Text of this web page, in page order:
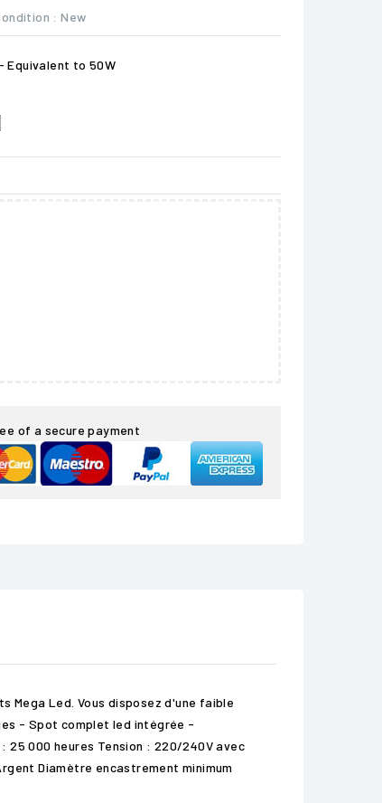
: New
Equivalent to 50W
of a secure payment
Mega Led. Vous disposez d'une faible
- Spot complet led intégrée -
25 000 heures Tension : 220/240V avec
Diamètre encastrement minimum